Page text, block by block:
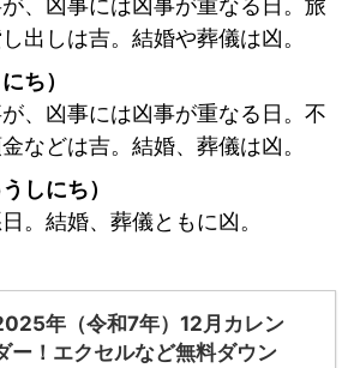
出しは吉。結婚や葬儀は凶。
ち）
、凶事には凶事が重なる日。不
などは吉。結婚、葬儀は凶。
しにち）
。結婚、葬儀ともに凶。
年（令和7年）12月カレン
ー！エクセルなど無料ダウン